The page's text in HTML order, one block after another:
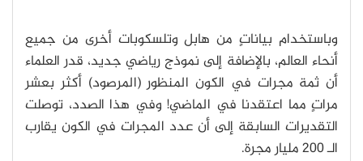
وباستخدام بياناتٍ من هابل وتلسكوبات أخرى من جميع
أنحاء العالم، بالإضافة إلى نموذج رياضي جديد، قدر العلماء
أن ثمة مجرات في الكون المنظور (المرصود) أكثر بعشر
مراتٍ مما اعتقدنا في الماضي! وفي هذا الصدد، توصلت
التقديرات السابقة إلى أن عدد المجرات في الكون يقارب
الـ 200 مليار مجرة.